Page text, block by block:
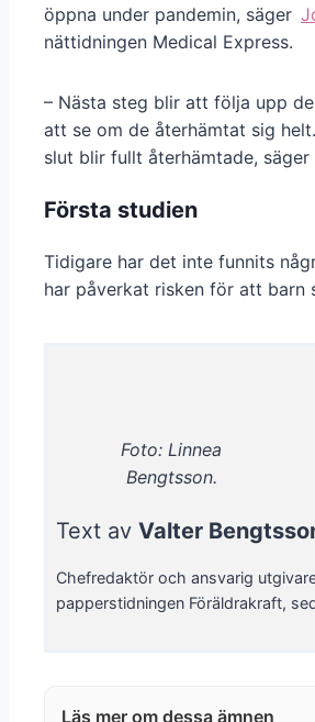
öppna under pandemin, säger
nättidningen Medical Express.
– Nästa steg blir att följa upp
att se om de återhämtat sig
slut blir fullt återhämtade,
Första studien
Tidigare har det inte funnits
har påverkat risken för att barn
Foto: Linnea
Bengtsson.
Text av Valter
Chefredaktör och ansvarig
papperstidningen Föräldrakraft,